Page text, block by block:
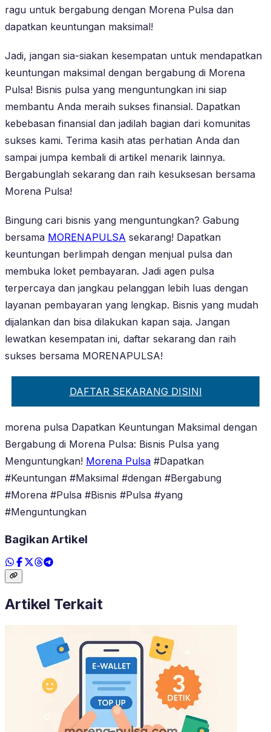
ragu untuk bergabung dengan Morena Pulsa dan
dapatkan keuntungan maksimal!
Jadi, jangan sia-siakan kesempatan untuk mendapatkan
keuntungan maksimal dengan bergabung di Morena
Pulsa! Bisnis pulsa yang menguntungkan ini siap
membantu Anda meraih sukses finansial. Dapatkan
kebebasan finansial dan jadilah bagian dari komunitas
sukses kami. Terima kasih atas perhatian Anda dan
sampai jumpa kembali di artikel menarik lainnya.
Bergabunglah sekarang dan raih kesuksesan bersama
Morena Pulsa!
Bingung cari bisnis yang menguntungkan? Gabung
bersama MORENAPULSA sekarang! Dapatkan
keuntungan berlimpah dengan menjual pulsa dan
membuka loket pembayaran. Jadi agen pulsa
terpercaya dan jangkau pelanggan lebih luas dengan
layanan pembayaran yang lengkap. Bisnis yang mudah
dijalankan dan bisa dilakukan kapan saja. Jangan
lewatkan kesempatan ini, daftar sekarang dan raih
sukses bersama MORENAPULSA!
DAFTAR SEKARANG DISINI
morena pulsa Dapatkan Keuntungan Maksimal dengan
Bergabung di Morena Pulsa: Bisnis Pulsa yang
Menguntungkan! Morena Pulsa #Dapatkan
#Keuntungan #Maksimal #dengan #Bergabung
#Morena #Pulsa #Bisnis #Pulsa #yang
#Menguntungkan
Bagikan Artikel
Artikel Terkait